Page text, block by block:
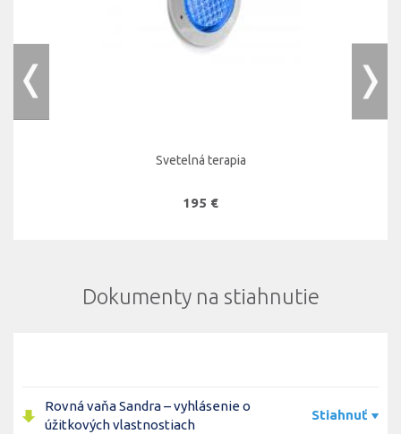
Svetelná terapia
195 €
Dokumenty na stiahnutie
Rovná vaňa Sandra – vyhlásenie o
úžitkových vlastnostiach
Stiahnuť